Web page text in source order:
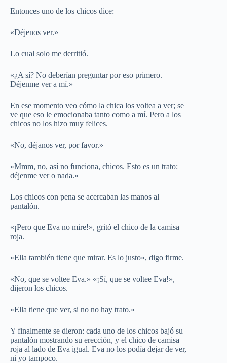
Entonces uno de los chicos dice:
«Déjenos ver.»
Lo cual solo me derritió.
«¿A sí? No deberían preguntar por eso primero.
Déjenme ver a mí.»
En ese momento veo cómo la chica los voltea a ver; se
ve que eso le emocionaba tanto como a mí. Pero a los
chicos no los hizo muy felices.
«No, déjanos ver, por favor.»
«Mmm, no, así no funciona, chicos. Esto es un trato:
déjenme ver o nada.»
Los chicos con pena se acercaban las manos al
pantalón.
«¡Pero que Eva no mire!», gritó el chico de la camisa
roja.
«Ella también tiene que mirar. Es lo justo», digo firme.
«No, que se voltee Eva.» «¡Sí, que se voltee Eva!»,
dijeron los chicos.
«Ella tiene que ver, si no no hay trato.»
Y finalmente se dieron: cada uno de los chicos bajó su
pantalón mostrando su erección, y el chico de camisa
roja al lado de Eva igual. Eva no los podía dejar de ver,
ni yo tampoco.